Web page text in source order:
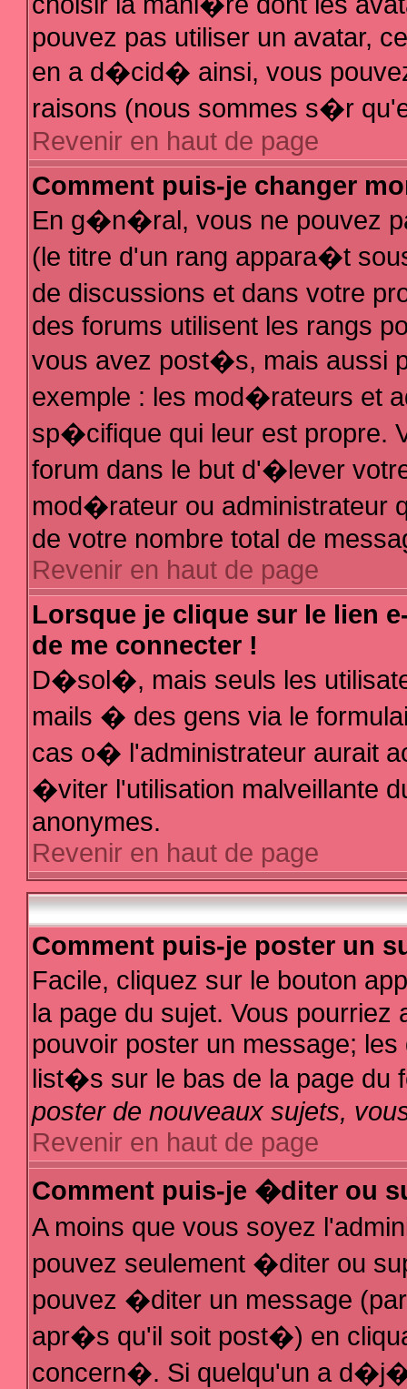
pouvez pas utiliser un avatar,
en a d�cid� ainsi, vous
raisons (nous sommes s�r
Revenir en haut de page
Comment puis-je changer
En g�n�ral, vous ne pouvez
(le titre d'un rang appara�t
de discussions et dans votre
des forums utilisent les rangs
vous avez post�s, mais aussi
exemple : les mod�rateurs et
sp�cifique qui leur est propre.
forum dans le but d'�lever
mod�rateur ou administrateur
de votre nombre total de
Revenir en haut de page
Lorsque je clique sur le lien
de me connecter !
D�sol�, mais seuls les
mails � des gens via le
cas o� l'administrateur aurait
�viter l'utilisation malveillante
anonymes.
Revenir en haut de page
Comment puis-je poster un
Facile, cliquez sur le bouton
la page du sujet. Vous
pouvoir poster un message;
list�s sur le bas de la page du
poster de nouveaux sujets,
Revenir en haut de page
Comment puis-je �diter ou
A moins que vous soyez
pouvez seulement �diter ou
pouvez �diter un message
apr�s qu'il soit post�) en
concern�. Si quelqu'un a